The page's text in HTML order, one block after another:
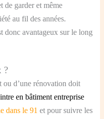
de garder et même
au fil des années.
donc avantageux sur le long
?
ou d’une rénovation doit
en bâtiment entreprise
dans le 91 et pour suivre les